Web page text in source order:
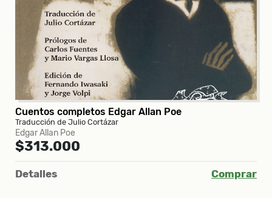
Cuentos completos Edgar Allan Poe
Traducción de Julio Cortázar
Edgar Allan Poe
$313.000
Detalles Comprar